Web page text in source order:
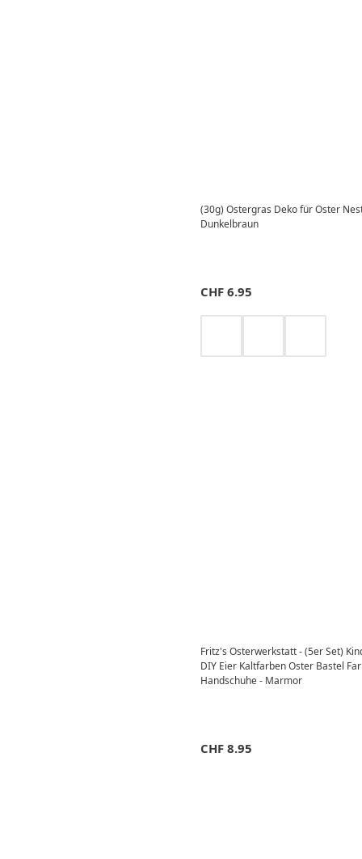
(30g) Ostergras Deko für Oster
Dunkelbraun
CHF 6.95
Fritz's Osterwerkstatt - (5er Set)
DIY Eier Kaltfarben Oster Bastel
Handschuhe - Marmor
CHF 8.95